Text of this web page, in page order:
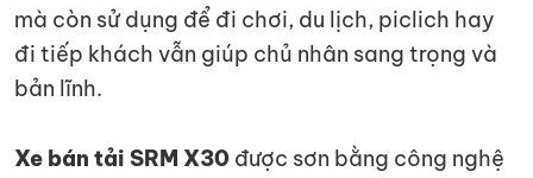
mà còn sử dụng để đi chơi, du lịch, piclich hay
đi tiếp khách vẫn giúp chủ nhân sang trọng và
bản lĩnh.
Xe bán tải SRM X30 được sơn bằng công nghệ